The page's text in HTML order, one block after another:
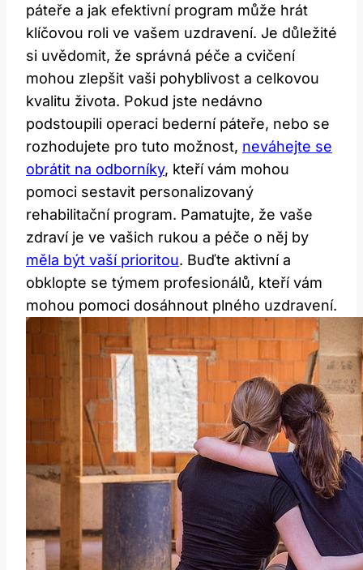
páteře a jak efektivní program může hrát
klíčovou roli ve vašem uzdravení. Je důležité
si uvědomit, že správná péče a cvičení
mohou zlepšit vaši pohyblivost a celkovou
kvalitu života. Pokud jste nedávno
podstoupili operaci bederní páteře, nebo se
rozhodujete pro tuto možnost, neváhejte se
obrátit na odborníky, kteří vám mohou
pomoci sestavit personalizovaný
rehabilitační program. Pamatujte, že vaše
zdraví je ve vašich rukou a péče o něj by
měla být vaší prioritou. Buďte aktivní a
obklopte se týmem profesionálů, kteří vám
mohou pomoci dosáhnout plného uzdravení.